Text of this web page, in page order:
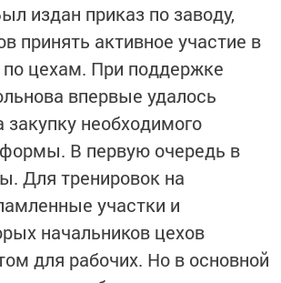
издан приказ по заводу,
принять активное участие в
по цехам. При поддержке
впервые удалось
необходимого
формы. В первую очередь в
Для тренировок на
участки и
начальников цехов
для рабочих. Но в основной